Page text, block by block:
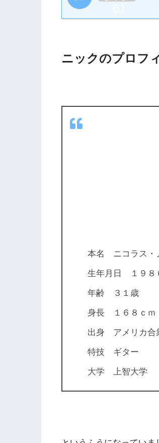
ニックのプロフ
本名 ニコラス・
生年月日 １９８
年齢 ３１歳
身長 １６８ｃｍ
出身 アメリカ合
特技 ギター
大学 上智大学